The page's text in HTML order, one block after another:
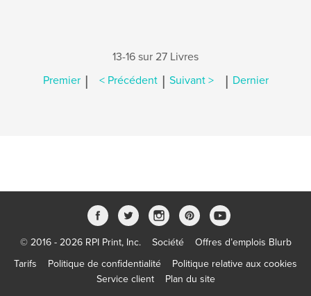
13-16 sur 27 Livres
Premier | < Précédent | Suivant > | Dernier
© 2016 - 2026 RPI Print, Inc. Société
Offres d’emplois Blurb
Tarifs
Politique de confidentialité
Politique relative aux cookies
Service client
Plan du site